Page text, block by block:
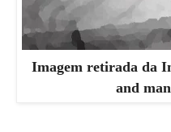
Imagem retirada da
and